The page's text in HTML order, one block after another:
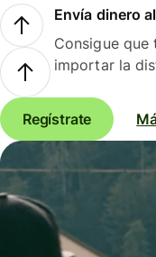
Envía dinero
Consigue que
importar la
Regístrate